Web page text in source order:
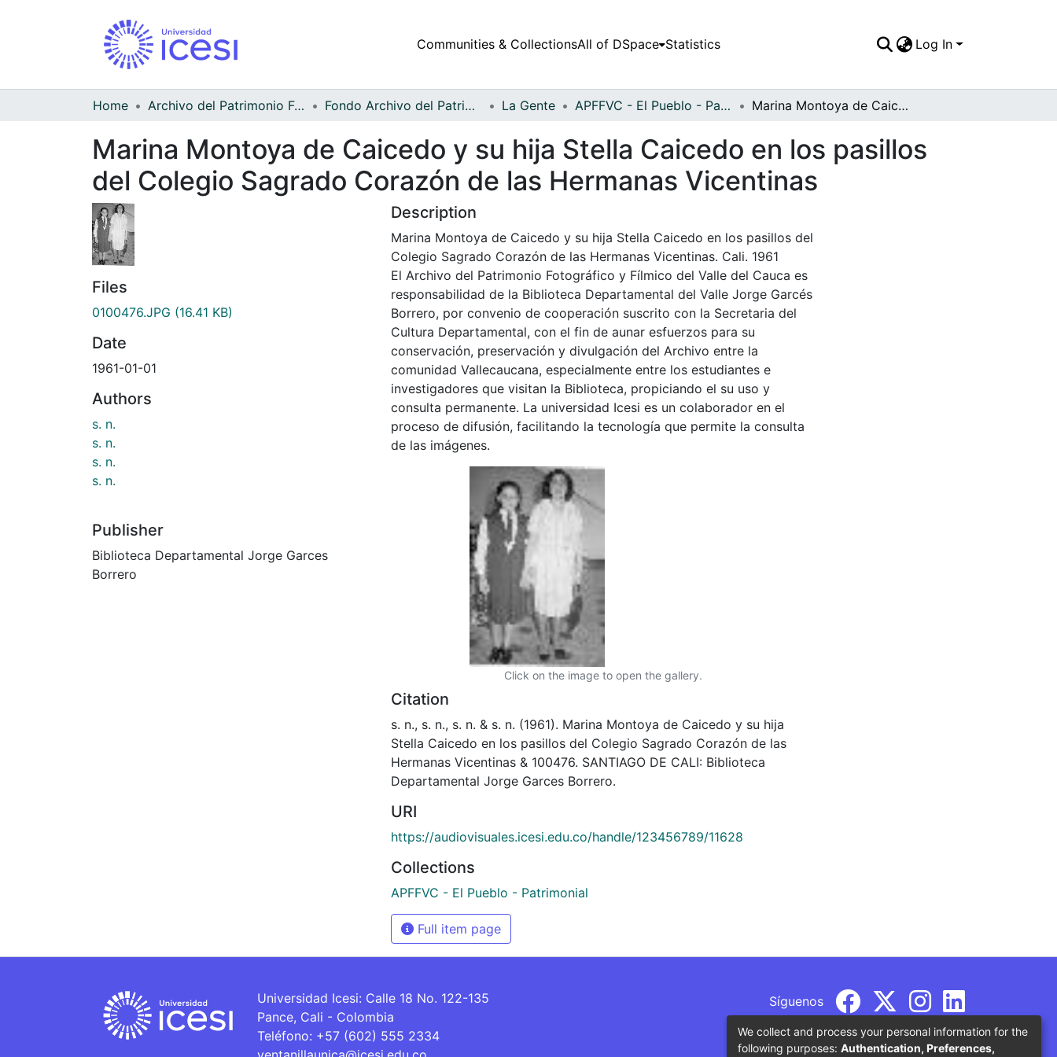
Communities & CollectionsAll of DSpace Statistics Log In
Home Archivo del Patrimonio Fotográfico y Fílmico del Valle del Cauca Fondo Archivo del Patrimonio Fotográfico y Fílmico del Valle del Cauca La Gente APFFVC - El Pueblo - Patrimonial Marina Montoya de Caicedo y su hija Stella Caicedo en los pasillos del Colegio Sagrado Corazón de las Hermanas Vicentinas
Marina Montoya de Caicedo y su hija Stella Caicedo en los pasillos
del Colegio Sagrado Corazón de las Hermanas Vicentinas
Files
0100476.JPG (16.41 KB)
Date
1961-01-01
Authors
s. n.
s. n.
s. n.
s. n.
Publisher
Biblioteca Departamental Jorge Garces
Borrero
Description
Marina Montoya de Caicedo y su hija Stella Caicedo en los pasillos del
Colegio Sagrado Corazón de las Hermanas Vicentinas. Cali. 1961
El Archivo del Patrimonio Fotográfico y Fílmico del Valle del Cauca es
responsabilidad de la Biblioteca Departamental del Valle Jorge Garcés
Borrero, por convenio de cooperación suscrito con la Secretaria del
Cultura Departamental, con el fin de aunar esfuerzos para su
conservación, preservación y divulgación del Archivo entre la
comunidad Vallecaucana, especialmente entre los estudiantes e
investigadores que visitan la Biblioteca, propiciando el su uso y
consulta permanente. La universidad Icesi es un colaborador en el
proceso de difusión, facilitando la tecnología que permite la consulta
de las imágenes.
Click on the image to open the gallery.
Citation
s. n., s. n., s. n. & s. n. (1961). Marina Montoya de Caicedo y su hija
Stella Caicedo en los pasillos del Colegio Sagrado Corazón de las
Hermanas Vicentinas & 100476. SANTIAGO DE CALI: Biblioteca
Departamental Jorge Garces Borrero.
URI
https://audiovisuales.icesi.edu.co/handle/123456789/11628
Collections
APFFVC - El Pueblo - Patrimonial
Full item page
Universidad Icesi: Calle 18 No. 122-135
Pance, Cali - Colombia
Teléfono: +57 (602) 555 2334
Síguenos
We collect and process your personal information for the
following purposes: Authentication, Preferences,